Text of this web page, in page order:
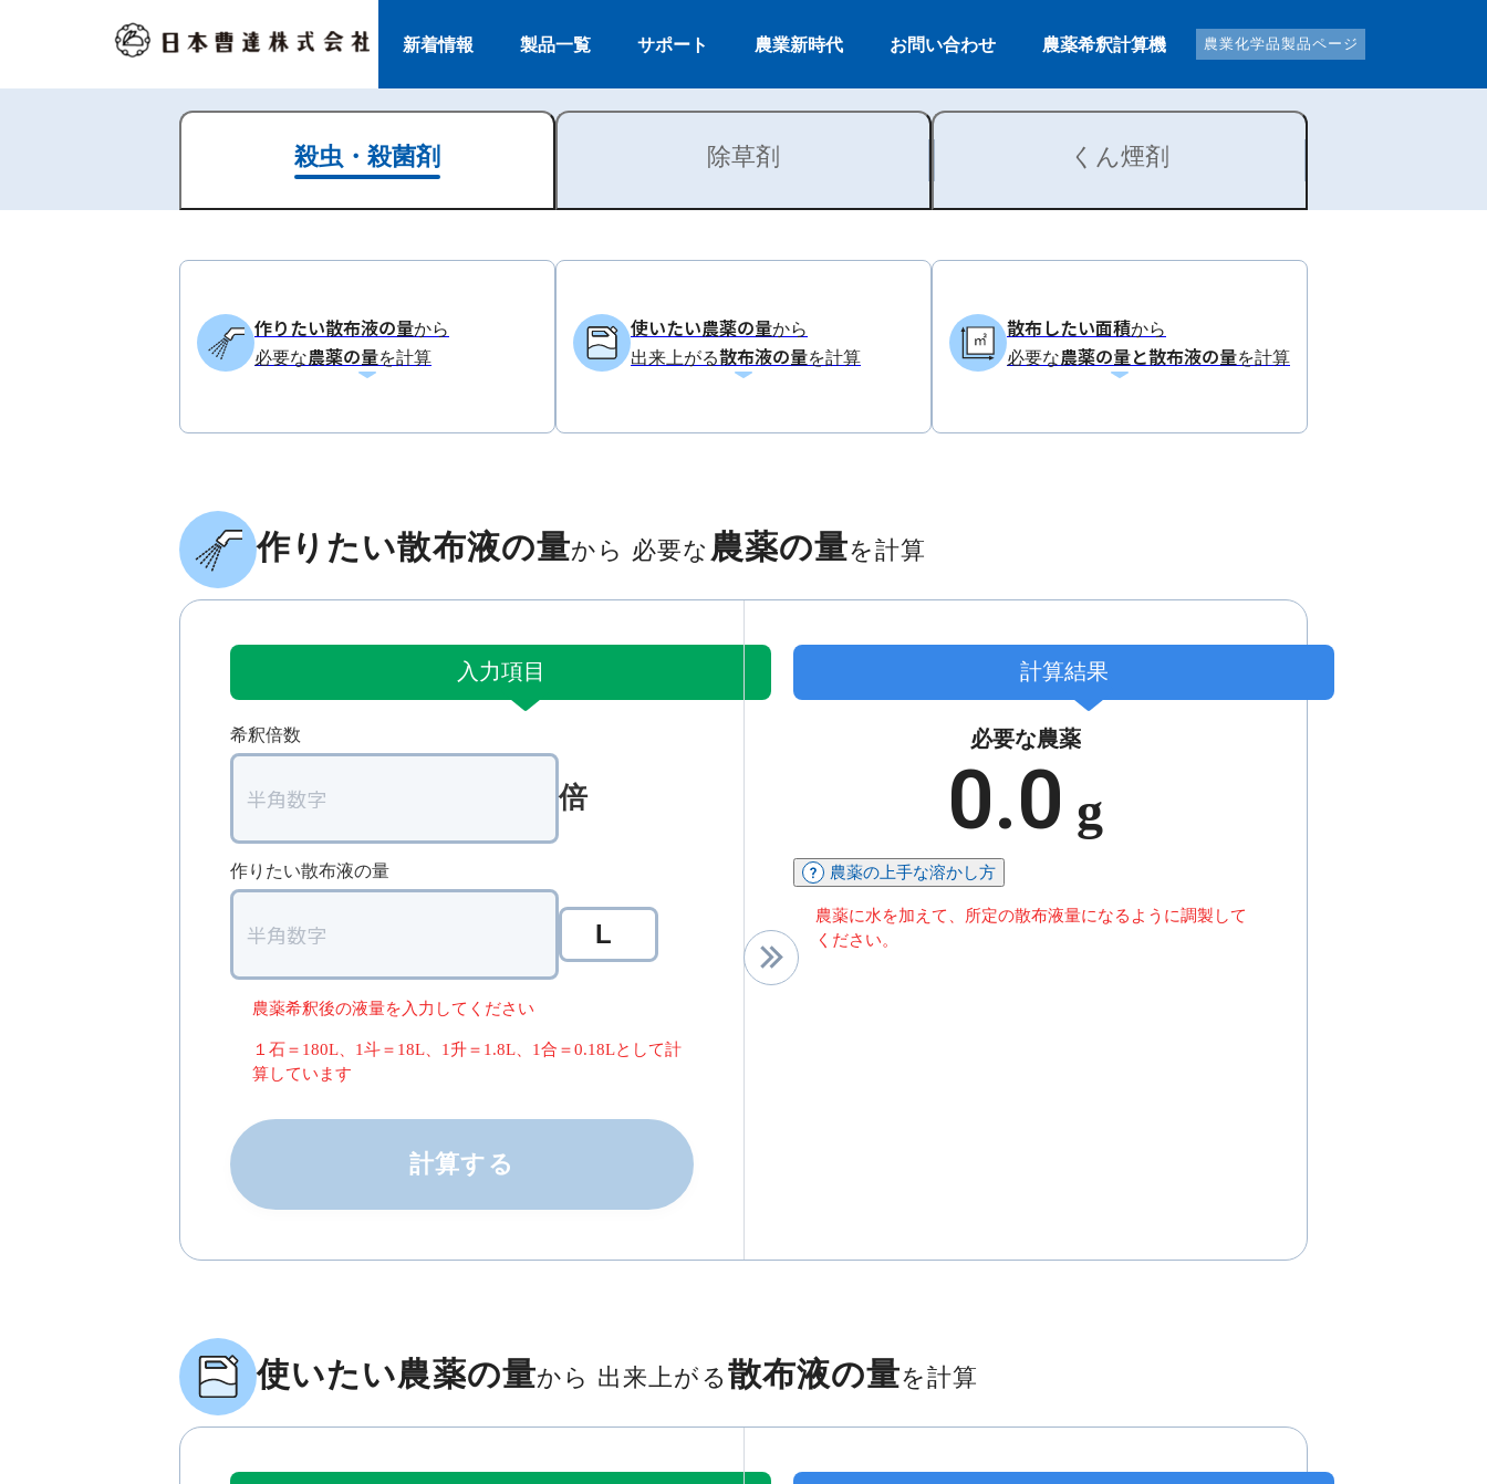
新着情報 製品一覧 サポート 農業新時代 お問い合わせ 農薬希釈計算機 農業化学品製品ページ
殺虫・殺菌剤 除草剤 くん煙剤
作りたい散布液の量から
必要な農薬の量を計算
使いたい農薬の量から
出来上がる散布液の量を計算
散布したい面積から
必要な農薬の量と散布液の量を計算
作りたい散布液の量から 必要な 農薬の量を計算
入力項目
希釈倍数
倍
作りたい散布液の量
作りたい散布液の量の単位を選択してください
L
農薬希釈後の液量を入力してください
１石＝180L、1斗＝18L、1升＝1.8L、1合＝0.18Lとして計
算しています
計算する
計算結果
必要な農薬
0.0 g
農薬の上手な溶かし方
農薬に水を加えて、所定の散布液量になるように調製して
ください。
使いたい農薬の量から 出来上がる 散布液の量を計算